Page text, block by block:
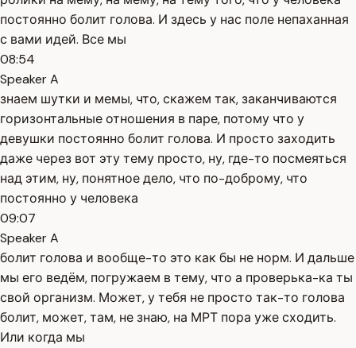
постоянно болит голова. И здесь у нас поле непаханная
с вами идей. Все мы
08:54
Speaker A
знаем шутки и мемы, что, скажем так, заканчиваются
горизонтальные отношения в паре, потому что у
девушки постоянно болит голова. И просто заходить
даже через вот эту тему просто, ну, где-то посмеяться
над этим, ну, понятное дело, что по-доброму, что
постоянно у человека
09:07
Speaker A
болит голова и вообще-то это как бы не норм. И дальше
мы его ведём, погружаем в тему, что а проверька-ка ты
свой организм. Может, у тебя не просто так-то голова
болит, может, там, не знаю, на МРТ пора уже сходить.
Или когда мы